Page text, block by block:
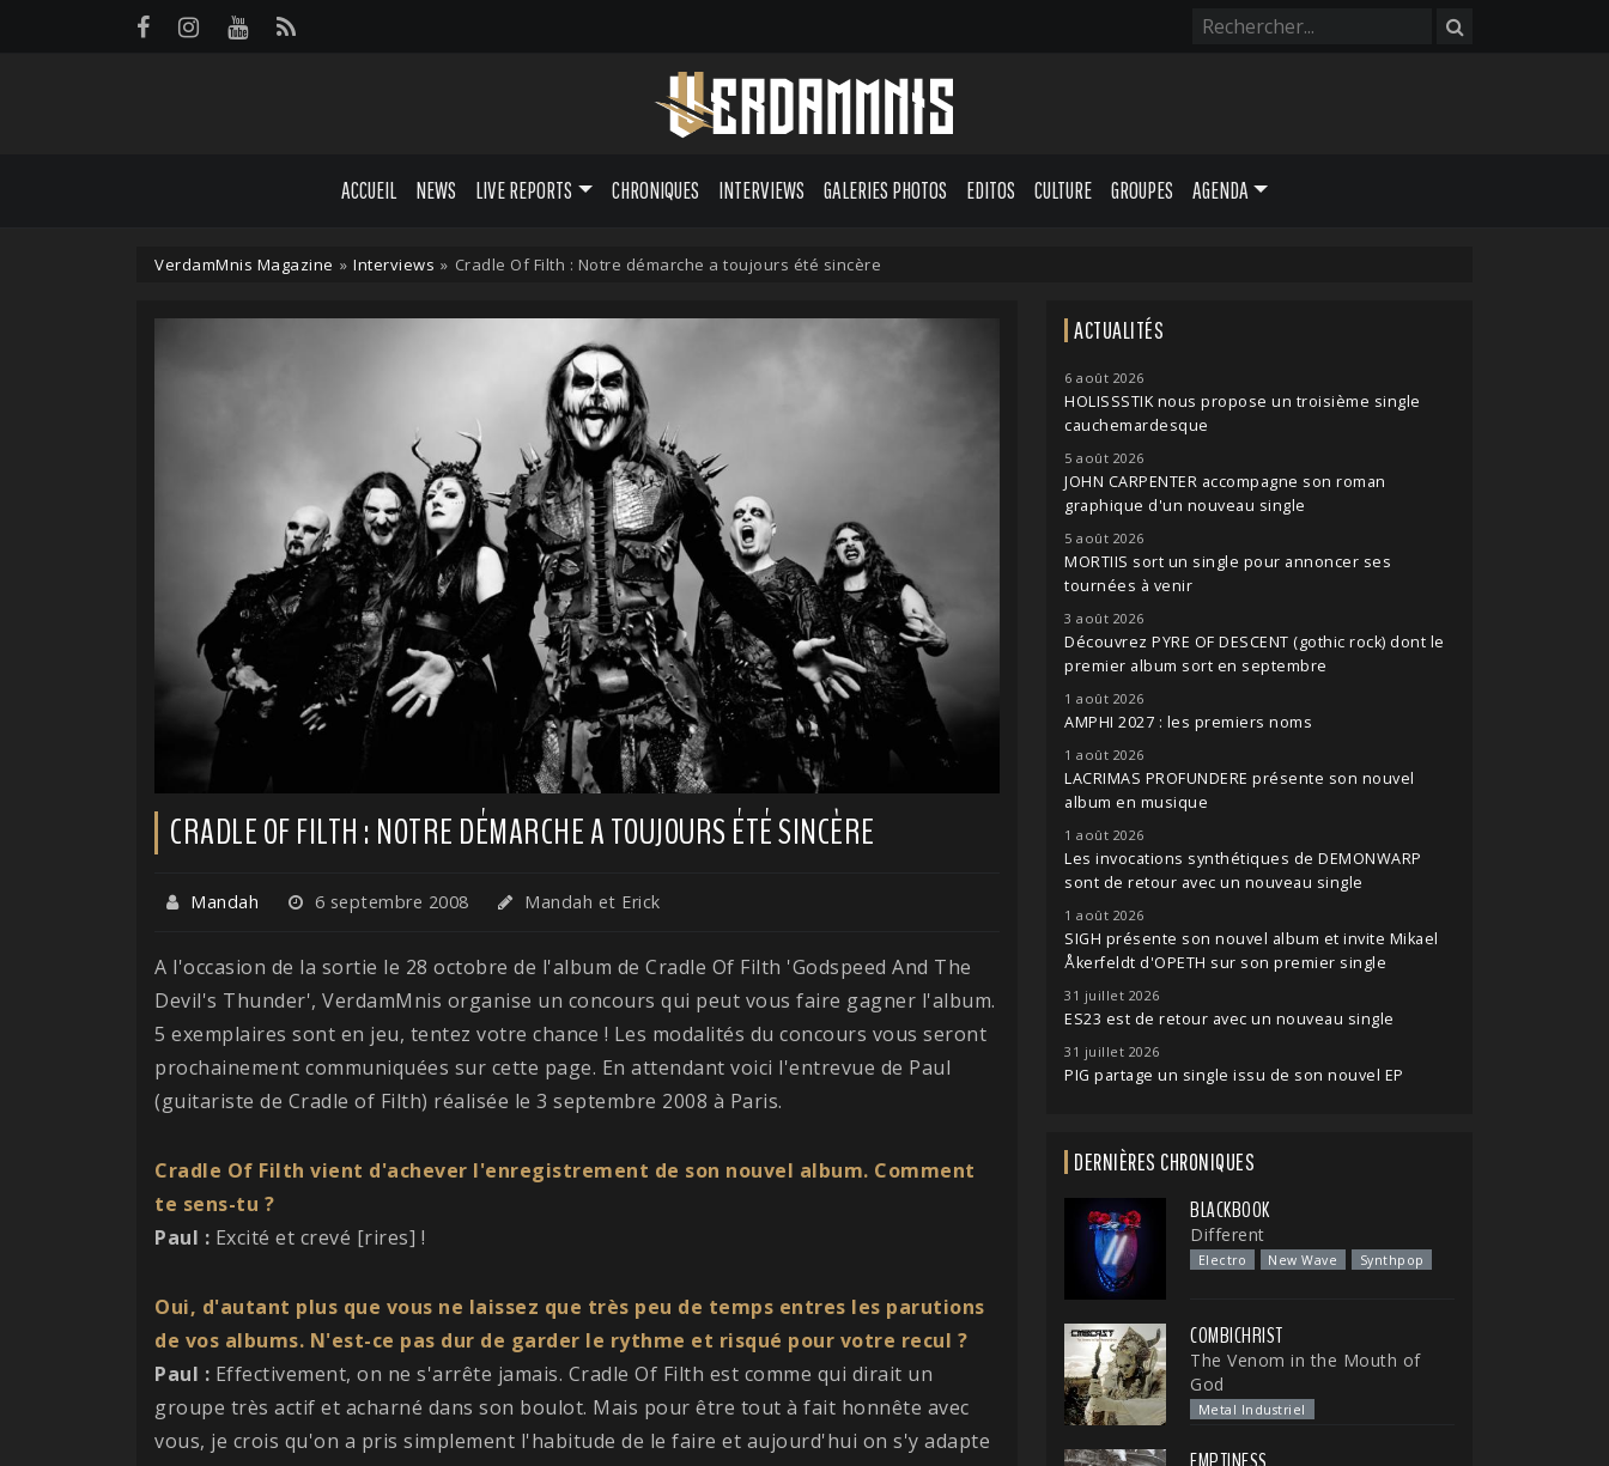
ACCUEIL NEWS LIVE REPORTS CHRONIQUES INTERVIEWS GALERIES PHOTOS EDITOS CULTURE GROUPES AGENDA
VerdamMnis Magazine » Interviews » Cradle Of Filth : Notre démarche a toujours été sincère
CRADLE OF FILTH : NOTRE DÉMARCHE A TOUJOURS ÉTÉ SINCÈRE
Mandah 6 septembre 2008 Mandah et Erick
A l'occasion de la sortie le 28 octobre de l'album de Cradle Of Filth 'Godspeed And The
Devil's Thunder', VerdamMnis organise un concours qui peut vous faire gagner l'album.
5 exemplaires sont en jeu, tentez votre chance ! Les modalités du concours vous seront
prochainement communiquées sur cette page. En attendant voici l'entrevue de Paul
(guitariste de Cradle of Filth) réalisée le 3 septembre 2008 à Paris.
Cradle Of Filth vient d'achever l'enregistrement de son nouvel album. Comment
te sens-tu ?
Paul : Excité et crevé [rires] !
Oui, d'autant plus que vous ne laissez que très peu de temps entres les parutions
de vos albums. N'est-ce pas dur de garder le rythme et risqué pour votre recul ?
Paul : Effectivement, on ne s'arrête jamais. Cradle Of Filth est comme qui dirait un
groupe très actif et acharné dans son boulot. Mais pour être tout à fait honnête avec
vous, je crois qu'on a pris simplement l'habitude de le faire et aujourd'hui on s'y adapte
ACTUALITÉS
6 août 2026
HOLISSSTIK nous propose un troisième single
cauchemardesque
5 août 2026
JOHN CARPENTER accompagne son roman
graphique d'un nouveau single
5 août 2026
MORTIIS sort un single pour annoncer ses
tournées à venir
3 août 2026
Découvrez PYRE OF DESCENT (gothic rock) dont le
premier album sort en septembre
1 août 2026
AMPHI 2027 : les premiers noms
1 août 2026
LACRIMAS PROFUNDERE présente son nouvel
album en musique
1 août 2026
Les invocations synthétiques de DEMONWARP
sont de retour avec un nouveau single
1 août 2026
SIGH présente son nouvel album et invite Mikael
Åkerfeldt d'OPETH sur son premier single
31 juillet 2026
ES23 est de retour avec un nouveau single
31 juillet 2026
PIG partage un single issu de son nouvel EP
DERNIÈRES CHRONIQUES
BLACKBOOK
Different
Electro New Wave Synthpop
COMBICHRIST
The Venom in the Mouth of
God
Metal Industriel
Panneau de gestion des cookies